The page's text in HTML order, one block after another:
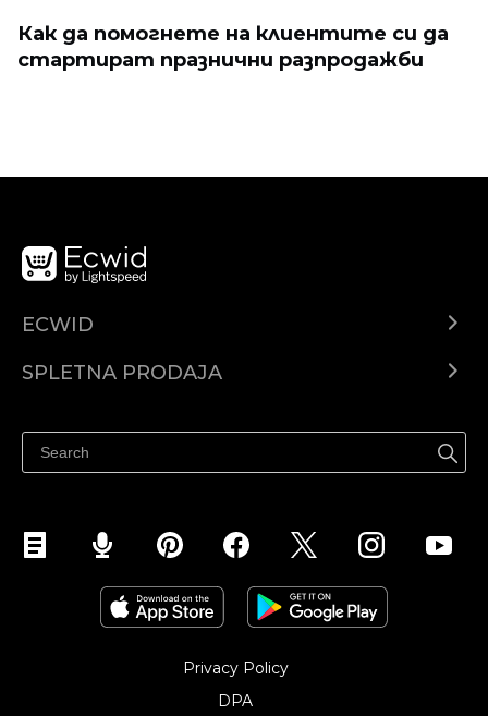
Как да помогнете на клиентите си да
стартират празнични разпродажби
ECWID
SPLETNA PRODAJA
Prodaja na Instagramu
Privacy Policy
DPA